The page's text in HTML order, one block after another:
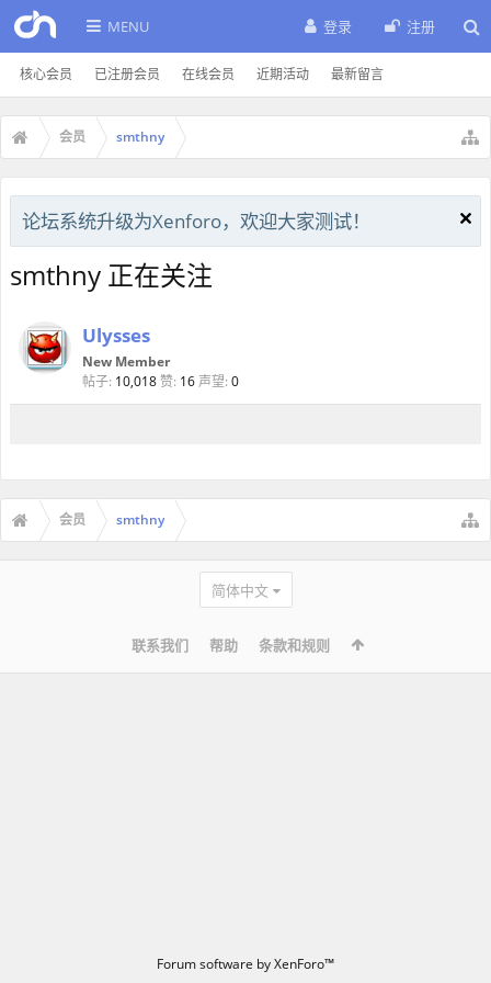
MENU
核心会员 已注册会员 在线会员 近期活动 最新留言
登录 注册
会员 smthny
论坛系统升级为Xenforo，欢迎大家测试！
smthny 正在关注
Ulysses
New Member
帖子: 10,018赞: 16 声望: 0
会员 smthny
简体中文
联系我们 帮助 条款和规则
Forum software by XenForo™